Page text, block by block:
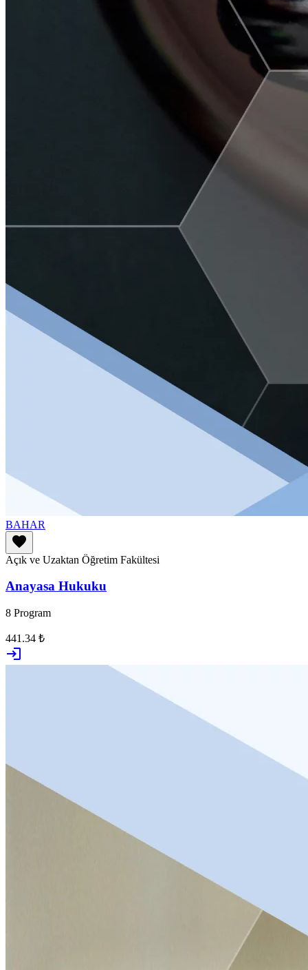
BAHAR
favorite
Açık ve Uzaktan Öğretim Fakültesi
Anayasa Hukuku
8 Program
441.34 ₺
login